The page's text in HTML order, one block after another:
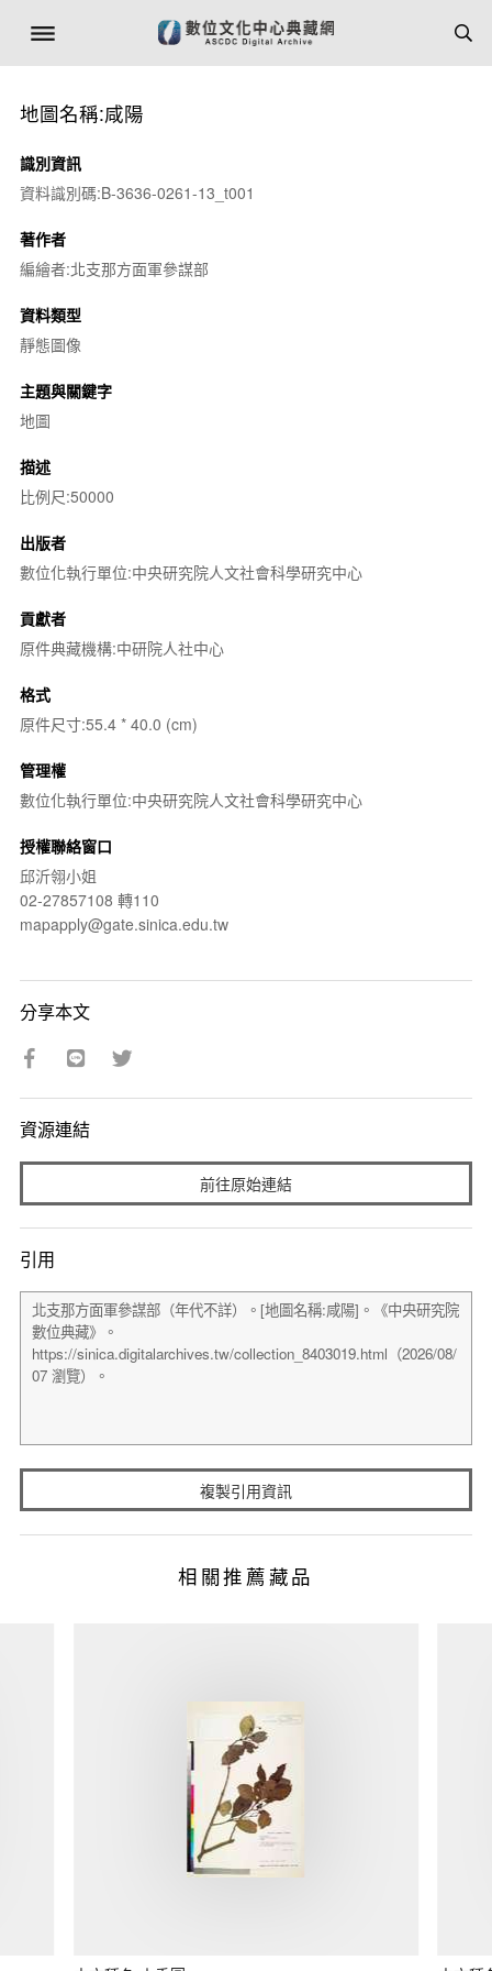
地圖名稱:咸陽
識別資訊
資料識別碼:B-3636-0261-13_t001
著作者
編繪者:北支那方面軍參謀部
資料類型
靜態圖像
主題與關鍵字
地圖
描述
比例尺:50000
出版者
數位化執行單位:中央研究院人文社會科學研究中心
貢獻者
原件典藏機構:中研院人社中心
格式
原件尺寸:55.4 * 40.0 (cm)
管理權
數位化執行單位:中央研究院人文社會科學研究中心
授權聯絡窗口
邱沂翎小姐
02-27857108 轉110
mapapply@gate.sinica.edu.tw
分享本文
資源連結
前往原始連結
引用
複製引用資訊
相關推薦藏品